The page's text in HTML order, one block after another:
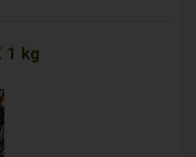
1 kg